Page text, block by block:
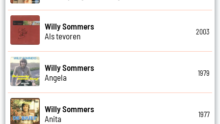
Willy Sommers
Als tevoren
2003
Willy Sommers
Angela
1979
Willy Sommers
Anita
1977